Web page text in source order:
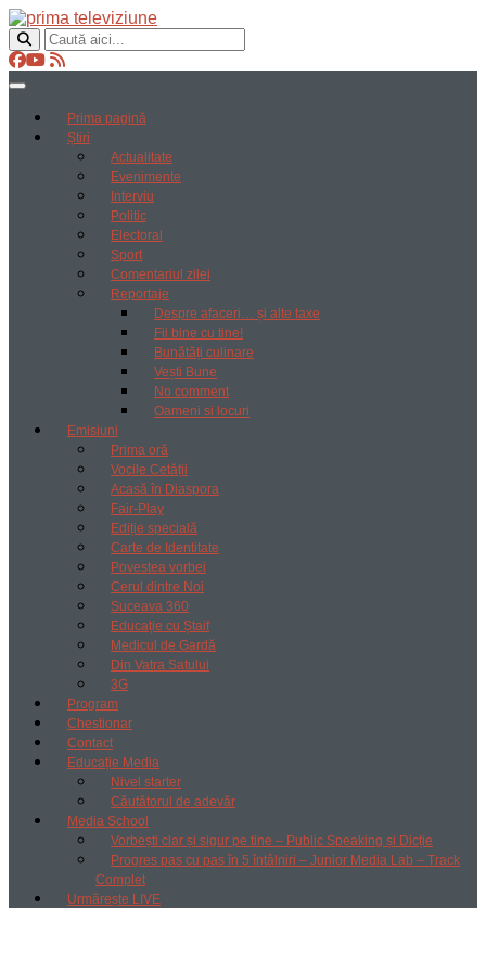
Prima pagină
Știri
Actualitate
Evenimente
Interviu
Politic
Electoral
Sport
Comentariul zilei
Reportaje
Despre afaceri… și alte taxe
Fii bine cu tine!
Bunătăți culinare
Vești Bune
No comment
Oameni si locuri
Emisiuni
Prima oră
Vocile Cetății
Acasă în Diaspora
Fair-Play
Ediție specială
Carte de Identitate
Povestea vorbei
Cerul dintre Noi
Suceava 360
Educație cu Ștaif
Medicul de Gardă
Din Vatra Satului
3G
Program
Chestionar
Contact
Educație Media
Nivel starter
Căutătorul de adevăr
Media School
Vorbești clar și sigur pe tine – Public Speaking și Dicție
Progres pas cu pas în 5 întâlniri – Junior Media Lab – Track
Complet
Urmărește LIVE